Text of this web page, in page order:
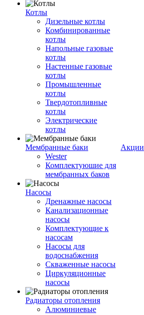
Котлы
Дизельные котлы
Комбинированные
котлы
Напольные газовые
котлы
Настенные газовые
котлы
Промышленные
котлы
Твердотопливные
котлы
Электрические
котлы
Мембранные баки
Wester
Комплектуюшие для
мембранных баков
Насосы
Дренажные насосы
Канализационные
насосы
Комплектующие к
насосам
Насосы для
водоснабжения
Скваженные насосы
Циркуляционные
насосы
Радиаторы отопления
Алюминиевые
Акции